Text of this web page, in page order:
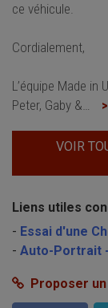
ce véhicule.
Cordialement,
L’équipe Made in
Peter, Gaby &…
VOIR
Liens utiles
- Essai d'une
- Auto-Portrait
Proposer